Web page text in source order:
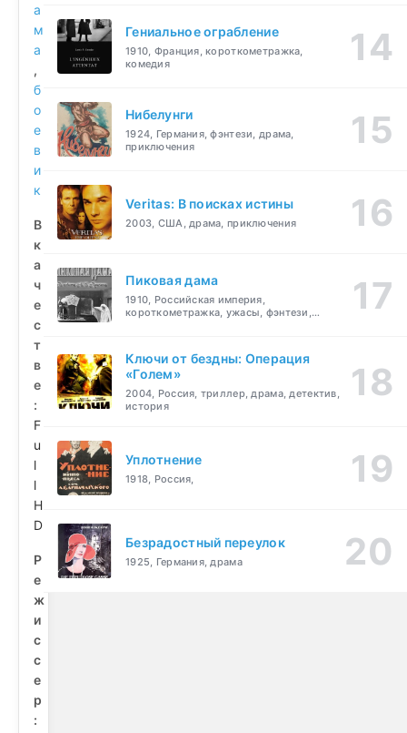
а
м
а
,
б
о
е
в
и
к
В
к
а
ч
е
с
т
в
е
:
F
u
l
l
H
D
Р
е
ж
и
с
с
е
р
:
Гениальное ограбление
1910, Франция, короткометражка,
комедия
Нибелунги
1924, Германия, фэнтези, драма,
приключения
Veritas: В поисках истины
2003, США, драма, приключения
Пиковая дама
1910, Российская империя,
короткометражка, ужасы, фэнтези,
Ключи от бездны: Операция
«Голем»
2004, Россия, триллер, драма, детектив,
история
Уплотнение
1918, Россия,
Безрадостный переулок
1925, Германия, драма